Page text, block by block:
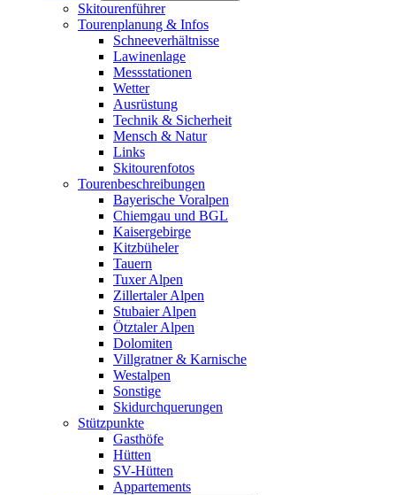
Skitourenführer
Tourenplanung & Infos
Schneeverhältnisse
Lawinenlage
Messstationen
Wetter
Ausrüstung
Technik & Sicherheit
Mensch & Natur
Links
Skitourenfotos
Tourenbeschreibungen
Bayerische Voralpen
Chiemgau und BGL
Kaisergebirge
Kitzbüheler
Tauern
Tuxer Alpen
Zillertaler Alpen
Stubaier Alpen
Ötztaler Alpen
Dolomiten
Villgratner & Karnische
Westalpen
Sonstige
Skidurchquerungen
Stützpunkte
Gasthöfe
Hütten
SV-Hütten
Appartements